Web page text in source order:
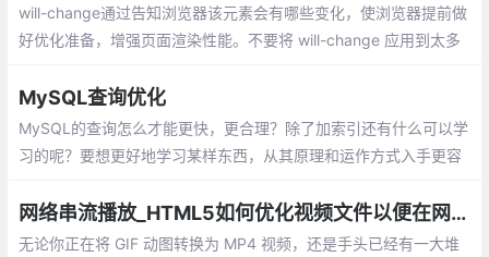
will-change通过告知浏览器该元素会有哪些变化，使浏览器提前做
好优化准备，增强页面渲染性能。不要将 will-change 应用到太多
MySQL查询优化
MySQL的查询怎么才能更快，更合理？除了加索引还有什么可以学
习的呢？要想更好地学习某样东西，从其原理和运作方式入手更容
网络串流播放_HTML5如何优化视频文件以便在网络上更快地串流播放
无论你正在将 GIF 动图转换为 MP4 视频，还是手头已经有一大堆